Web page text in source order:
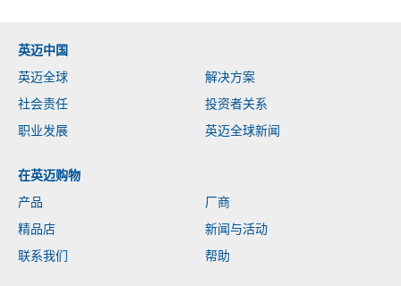
英迈中国
英迈全球
解决方案
社会责任
投资者关系
职业发展
英迈全球新闻
在英迈购物
产品
厂商
精品店
新闻与活动
联系我们
帮助